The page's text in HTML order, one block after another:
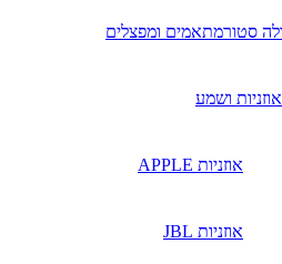
מתאמים ומפצלים
אוזניות ושמע
אוזניות APPLE
אוזניות JBL